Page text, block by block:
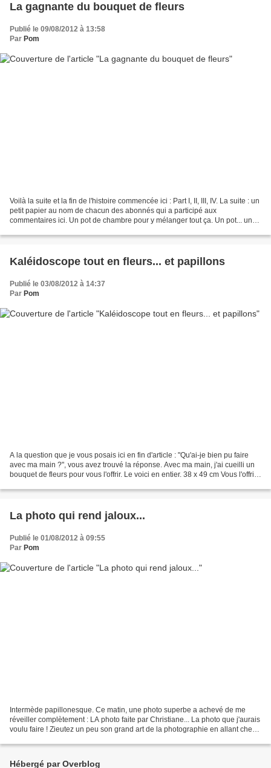
La gagnante du bouquet de fleurs
Publié le 09/08/2012 à 13:58
Par Pom
Voilà la suite et la fin de l'histoire commencée ici : Part I, II, III, IV. La suite : un
petit papier au nom de chacun des abonnés qui a participé aux
commentaires ici. Un pot de chambre pour y mélanger tout ça. Un pot... une
Kaléidoscope tout en fleurs... et papillons
Publié le 03/08/2012 à 14:37
Par Pom
A la question que je vous posais ici en fin d'article : "Qu'ai-je bien pu faire
avec ma main ?", vous avez trouvé la réponse. Avec ma main, j'ai cueilli un
bouquet de fleurs pour vous l'offrir. Le voici en entier. 38 x 49 cm Vous l'offrir
La photo qui rend jaloux...
Publié le 01/08/2012 à 09:55
Par Pom
Intermède papillonesque. Ce matin, une photo superbe a achevé de me
réveiller complètement : LA photo faite par Christiane... La photo que j'aurais
voulu faire ! Zieutez un peu son grand art de la photographie en allant chez
Hébergé par Overblog